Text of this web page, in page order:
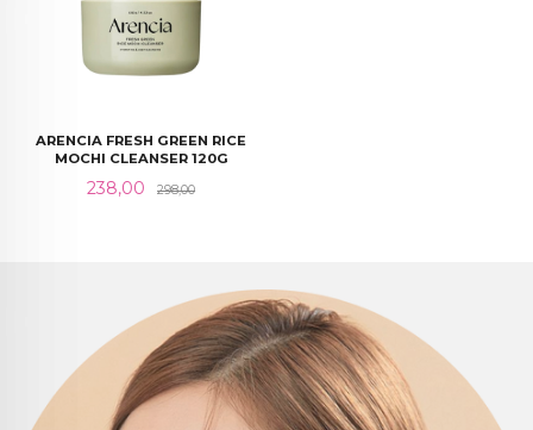
ARENCIA FRESH GREEN RICE
MOCHI CLEANSER 120G
Tilbud
238,00 298,00Rabatt